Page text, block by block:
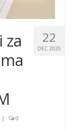
22
DEC 2025
za
| 0